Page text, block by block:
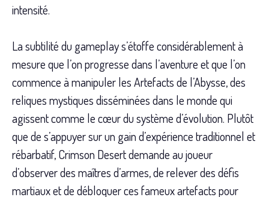
intensité.
La subtilité du gameplay s’étoffe considérablement à
mesure que l’on progresse dans l’aventure et que l’on
commence à manipuler les Artefacts de l’Abysse, des
reliques mystiques disséminées dans le monde qui
agissent comme le cœur du système d’évolution. Plutôt
que de s’appuyer sur un gain d’expérience traditionnel et
rébarbatif, Crimson Desert demande au joueur
d’observer des maîtres d’armes, de relever des défis
martiaux et de débloquer ces fameux artefacts pour